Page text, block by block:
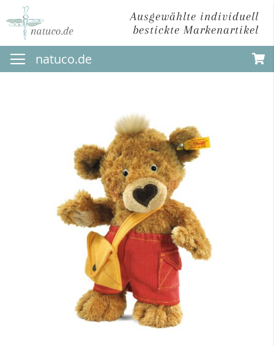
Ausgewählte individuell
bestickte Markenartikel
Direkt
zum
Inhalt
natuco.de